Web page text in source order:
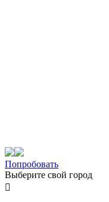
Попробовать
Выберите свой город
